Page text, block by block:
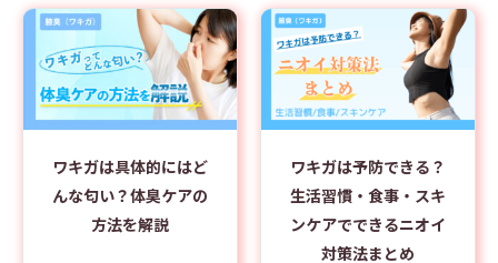
ワキガは具体的にはど
んな匂い？体臭ケアの
方法を解説
ワキガは予防できる？
生活習慣・食事・スキ
ンケアでできるニオイ
対策法まとめ